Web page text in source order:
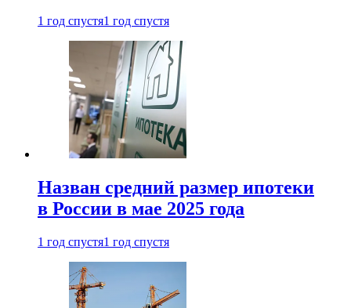
1 год спустя1 год спустя
Назван средний размер ипотеки
в России в мае 2025 года
1 год спустя1 год спустя